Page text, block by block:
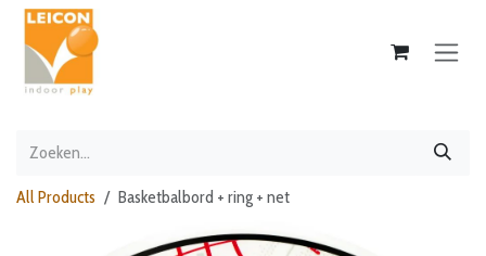
Overslaan naar inhoud
All Products Basketbalbord + ring + net